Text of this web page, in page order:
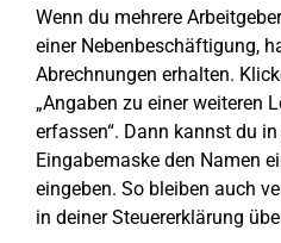
Wenn du mehrere
einer Nebenbeschäftigung,
Abrechnungen erhalten.
„Angaben zu einer weiteren
erfassen“. Dann kannst du
Eingabemaske den Namen
eingeben. So bleiben auch
in deiner Steuererklärung